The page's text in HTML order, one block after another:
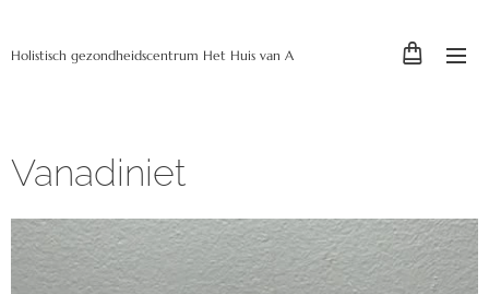
Holistisch gezondheidscentrum Het Huis van A
Vanadiniet